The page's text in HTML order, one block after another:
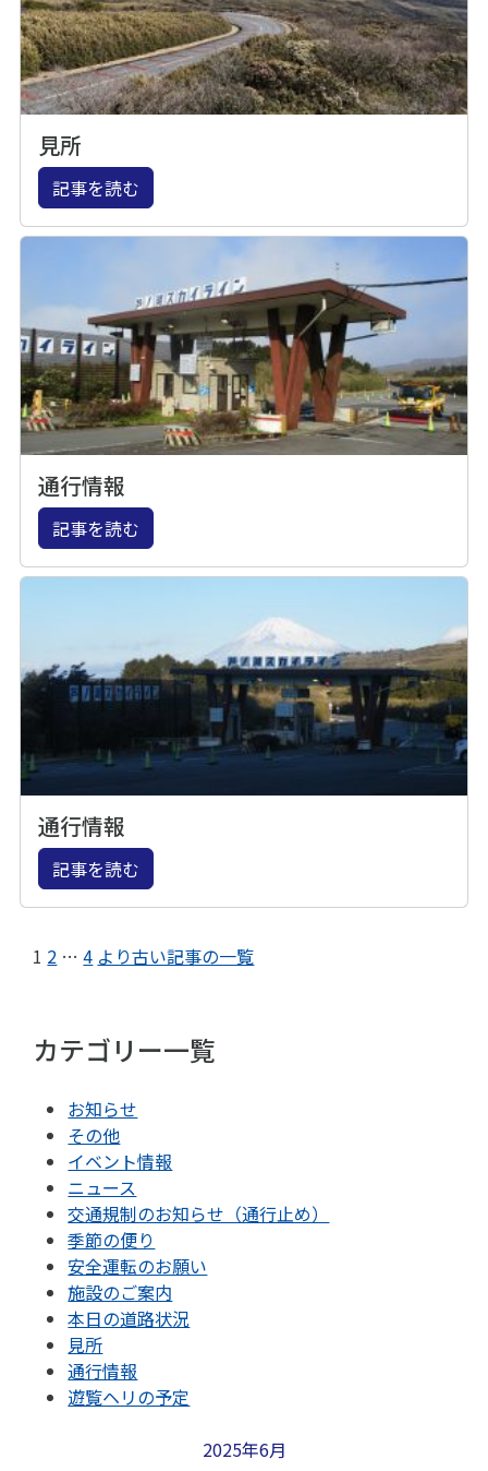
見所
記事を読む
通行情報
記事を読む
通行情報
記事を読む
1 2 … 4 より古い記事の一覧
カテゴリー一覧
お知らせ
その他
イベント情報
ニュース
交通規制のお知らせ（通行止め）
季節の便り
安全運転のお願い
施設のご案内
本日の道路状況
見所
通行情報
遊覧ヘリの予定
2025年6月